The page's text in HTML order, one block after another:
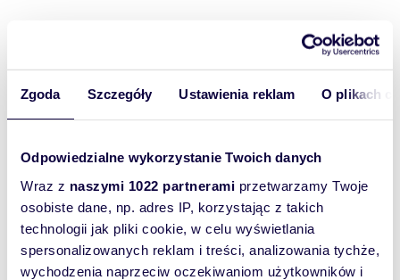
Zgoda Szczegóły Ustawienia reklam O plikach
Odpowiedzialne wykorzystanie Twoich danych
Wraz z naszymi 1022 partnerami przetwarzamy Twoje
osobiste dane, np. adres IP, korzystając z takich
technologii jak pliki cookie, w celu wyświetlania
spersonalizowanych reklam i treści, analizowania tychże,
wychodzenia naprzeciw oczekiwaniom użytkowników i
Rozwiń opis
a całkowita:
Lokalizacja: województwo:małopolskie
powiat:krakowskigmina:
Iwanowicemiejscowość:Narama
ulica: Zakątek
Podobne oferty w tej lokalizacji